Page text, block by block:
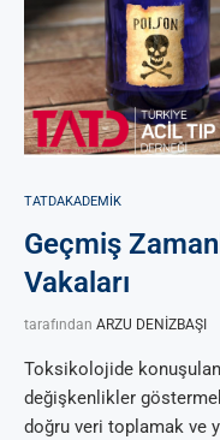
TATDAKADEMIK
Geçmiş
Vakaları
tarafından ARZU DENİZBAŞI
Toksikolojide
değişkenlikler
doğru veri toplamak ve